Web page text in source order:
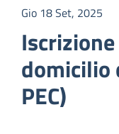
Gio 18 Set, 2025
domicilio
PEC)